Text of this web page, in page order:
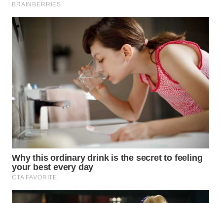
WN
CIANJUR
WN
TANGERANG
WN
BINJAI
WN